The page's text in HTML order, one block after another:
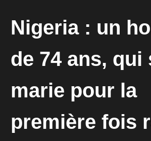
Nigeria : un
de 74 ans, qui
marie pour la
première fois